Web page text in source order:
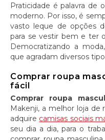
Praticidade é palavra de
moderno. Por isso, é
vasto leque de opções
para se vestir bem e ter
Democratizando a
que agradam diversos
Comprar roupa
fácil
Comprar roupa
Makenji, a melhor loja de
adquire camisas sociais
seu dia a dia, para o